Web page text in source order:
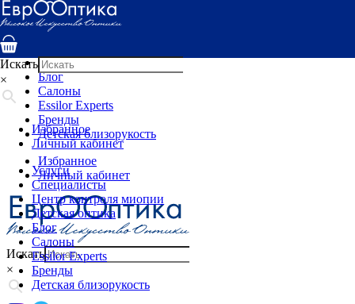
Услуги
Специалисты
Детская оптика
Блог
Салоны
Essilor Experts
Бренды
Детская близорукость
Избранное
Личный кабинет
Искать
×
Искать
×
Избранное
Личный кабинет
Услуги
Специалисты
Центр контроля миопии
Детская оптика
Блог
Салоны
Essilor Experts
Бренды
Детская близорукость